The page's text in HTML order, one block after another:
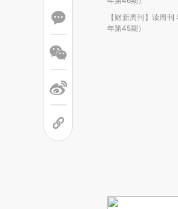
【财新周刊】读周
年第45期）